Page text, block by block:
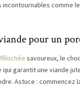
comme le
pour un
savoureux, le
garantit une viande
Astuce : commencez